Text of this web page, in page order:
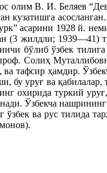
олим В. И. Беляев
кузатишга
асарини 1928 й.
(3 жилдли; 1939—41)
бўлиб ўзбек
Солиҳ
тафсир ҳамдир.
уруғ ва қабилалар,
охирида туркий
Ўзбекча
ўзбек ва рус тилида